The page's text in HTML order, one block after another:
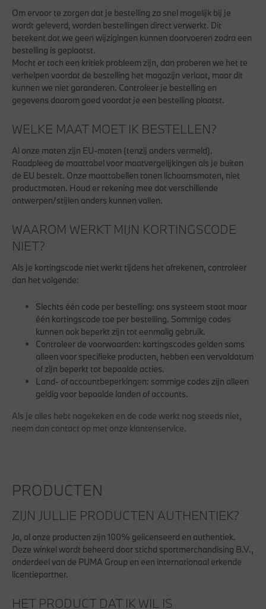
Om ervoor te zorgen dat je bestelling zo snel mogelijk bij je
wordt geleverd, worden bestellingen direct verwerkt. Dit
betekent dat we geen wijzigingen kunnen doorvoeren zodra een
bestelling is geplaatst.
Mocht er toch een kritiek probleem zijn, dan proberen we het te
verhelpen voordat de bestelling het magazijn verlaat, maar dit
kunnen we niet garanderen. Controleer je bestelling en
gegevens daarom goed voordat je een bestelling plaatst.
WELKE MAAT MOET IK BESTELLEN?
Al onze maten zijn EU-maten (tenzij anders vermeld).
Raadpleeg de maattabel voor maatvergelijkingen als je buiten
de EU bestelt. Onze maattabellen tonen lichaamsmaten, niet
productmaten. Houd er rekening mee dat verschillende
ontwerpen/stijlen anders kunnen vallen.
WAAROM WERKT MIJN KORTINGSCODE
NIET?
Als je kortingscode niet werkt tijdens het afrekenen, controleer
dan het volgende:
Slechts één code per bestelling: ons systeem staat maar
één kortingscode toe per bestelling. Sommige codes
kunnen ook beperkt zijn tot eenmalig gebruik.
Controleer de voorwaarden: kortingscodes gelden soms
alleen voor specifieke producten, hebben een vervaldatum
of zijn beperkt tot bepaalde acties.
Land- of accountbeperkingen: sommige codes zijn alleen
geldig voor bepaalde landen of accounts.
Als je alles hebt nagekeken en de code werkt nog steeds niet,
neem dan contact op met onze klantenservice.
PRODUCTEN
ZIJN JULLIE PRODUCTEN AUTHENTIEK?
Ja, al onze producten zijn 100% gelicenseerd en authentiek.
Deze winkel wordt beheerd door stichd sportmerchandising B.V.,
onderdeel van de PUMA Group en een internationaal erkende
licentiepartner.
HET PRODUCT DAT IK WIL IS